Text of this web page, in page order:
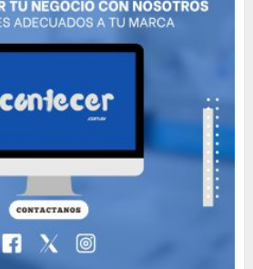
The full story of
Thailand’s extraordinary
cave rescue
Valentino Goes
Deliberately Feminine for
Fall 2018
MAYO 16, 2024